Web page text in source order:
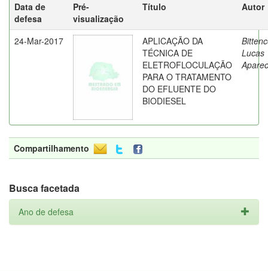
Data de
defesa
Pré-
visualização
Título Autor
24-Mar-2017
APLICAÇÃO DA
TÉCNICA DE
ELETROFLOCULAÇÃO
PARA O TRATAMENTO
DO EFLUENTE DO
BIODIESEL
Lucas
Compartilhamento
Busca facetada
Ano de defesa